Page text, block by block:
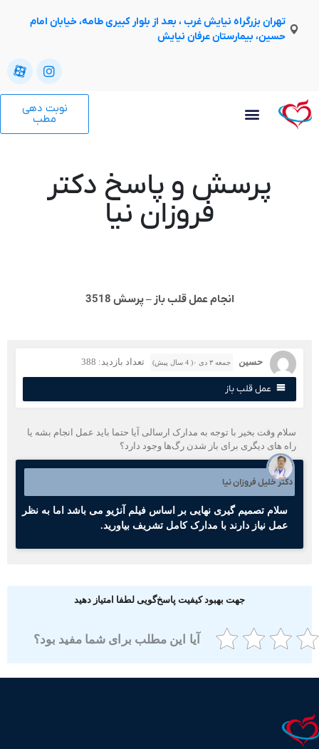
تهران بزرگراه نیایش غرب ، بعد از بلوار کبیری طامه، خیابان امام
حسین، بیمارستان عرفان نیایش
نوبت دهی
پرسش و پاسخ دکتر
فروزان نیا
انجام عمل قلب باز – پرسش 3518
حسین جمعه ۳ دی ۰( 4 سال پیش) تعداد بازدید: 388
عمل قلب باز
وقت بخیر با توجه به مدارک ارسالی آیا حتما باید عمل انجام بشه یا
های دیگری برای باز شدن رگ‌ها وجود دارد؟
دکتر خلیل فروزان نیا
سلام تصمیم گیری نهایی بر اساس فیلم آنژیو می باشد اما به نظر
عمل نیاز دارند با مدارک کامل تشریف بیاورید.
جهت بهبود کیفیت پاسخ‌گویی لطفا امتیاز دهید
آیا این مطلب برای شما مفید بود؟